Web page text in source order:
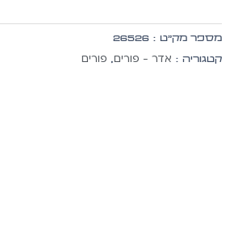
מספר מק״ט : 26526
קטגוריה : אדר - פורים, פורים